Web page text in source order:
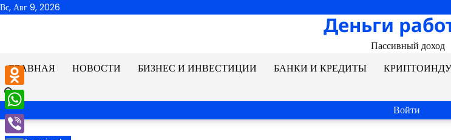
Перейти
Вс, Авг 9, 2026
Деньги
Пассивный доход
ГЛАВНАЯ
НОВОСТИ БИЗНЕС И ИНВЕСТИЦИИ БАНКИ И КРЕДИТЫ
Войти
Odnoklassniki
WhatsApp